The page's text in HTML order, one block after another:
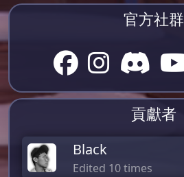
官方社群
貢獻者
Black
Edited 10 times